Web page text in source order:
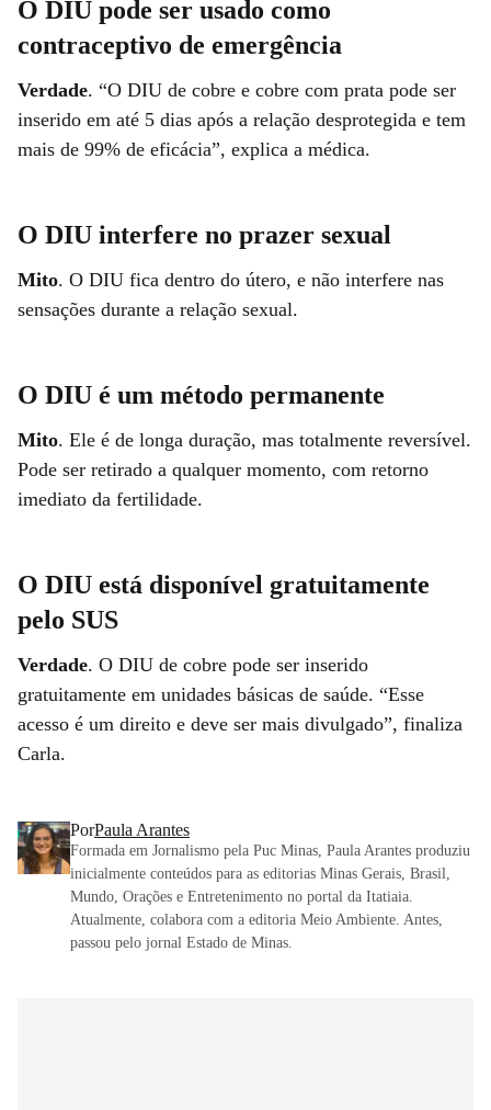
O DIU pode ser usado como
contraceptivo de emergência
Verdade. “O DIU de cobre e cobre com prata pode ser
inserido em até 5 dias após a relação desprotegida e tem
mais de 99% de eficácia”, explica a médica.
O DIU interfere no prazer sexual
Mito. O DIU fica dentro do útero, e não interfere nas
sensações durante a relação sexual.
O DIU é um método permanente
Mito. Ele é de longa duração, mas totalmente reversível.
Pode ser retirado a qualquer momento, com retorno
imediato da fertilidade.
O DIU está disponível gratuitamente
pelo SUS
Verdade. O DIU de cobre pode ser inserido
gratuitamente em unidades básicas de saúde. “Esse
acesso é um direito e deve ser mais divulgado”, finaliza
Carla.
PorPaula Arantes
Formada em Jornalismo pela Puc Minas, Paula Arantes produziu
inicialmente conteúdos para as editorias Minas Gerais, Brasil,
Mundo, Orações e Entretenimento no portal da Itatiaia.
Atualmente, colabora com a editoria Meio Ambiente. Antes,
passou pelo jornal Estado de Minas.